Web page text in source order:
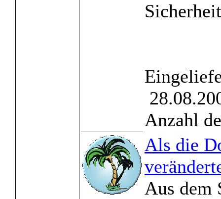
Anzahl
Als die
Aus dem